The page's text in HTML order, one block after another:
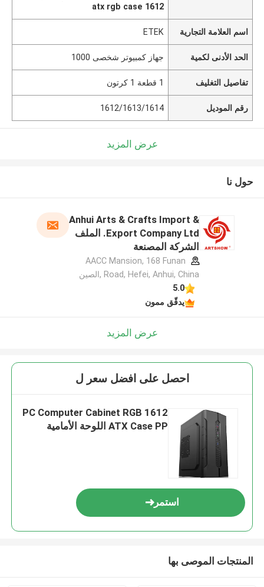
1612 atx rgb case
اسم العلامة التجارية ETEK
الحد الأدنى لكمية جهاز كمبيوتر شخصى 1000
تفاصيل التغليف 1 قطعة 1 كرتون
رقم الموديل 1612/1613/1614
عرض المزيد
حول نا
Anhui Arts & Crafts Import &
Export Company Ltd. الملف
الشركة المصنعة
AACC Mansion, 168 Funan
Road, Hefei, Anhui, China ,الصين
5.0
يدقّق ممون
عرض المزيد
احصل على افضل سعر ل
1612 PC Computer Cabinet RGB
ATX Case PP اللوحة الأمامية
استمر
المنتجات الموصى بها